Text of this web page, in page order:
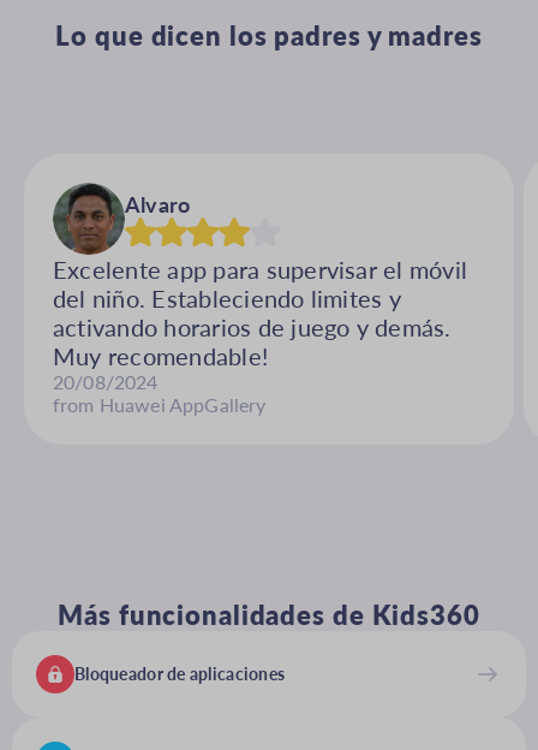
Lo que dicen los padres y madres
Alvaro
Excelente app para supervisar el móvil
del niño. Estableciendo limites y
activando horarios de juego y demás.
Muy recomendable!
20/08/2024
from Huawei AppGallery
Más funcionalidades de Kids360
Bloqueador de aplicaciones